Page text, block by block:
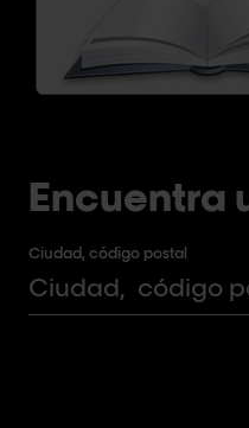
Encuentra
Ciudad, código postal